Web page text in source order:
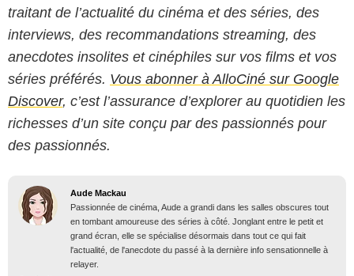
traitant de l’actualité du cinéma et des séries, des
interviews, des recommandations streaming, des
anecdotes insolites et cinéphiles sur vos films et vos
séries préférés. Vous abonner à AlloCiné sur Google
Discover, c’est l’assurance d’explorer au quotidien les
richesses d’un site conçu par des passionnés pour
des passionnés.
Aude Mackau
Passionnée de cinéma, Aude a grandi dans les salles obscures tout
en tombant amoureuse des séries à côté. Jonglant entre le petit et
grand écran, elle se spécialise désormais dans tout ce qui fait
l'actualité, de l'anecdote du passé à la dernière info sensationnelle à
relayer.